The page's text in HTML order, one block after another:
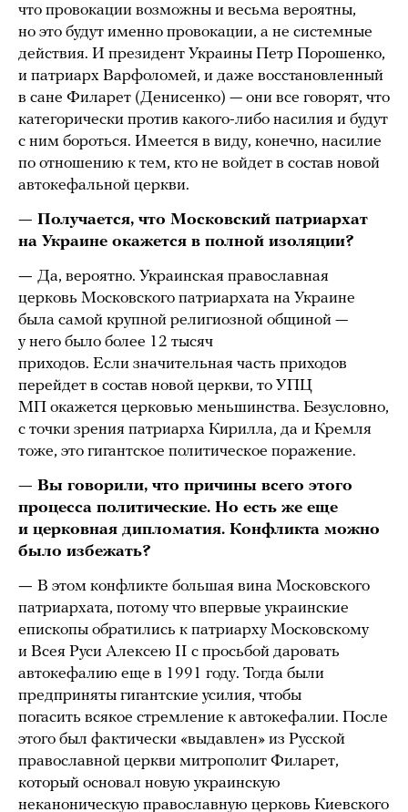
что провокации возможны и весьма вероятны,
но это будут именно провокации, а не системные
действия. И президент Украины Петр Порошенко,
и патриарх Варфоломей, и даже восстановленный
в сане Филарет (Денисенко) — они все говорят, что
категорически против какого-либо насилия и будут
с ним бороться. Имеется в виду, конечно, насилие
по отношению к тем, кто не войдет в состав новой
автокефальной церкви.
— Получается, что Московский патриархат
на Украине окажется в полной изоляции?
— Да, вероятно. Украинская православная
церковь Московского патриархата на Украине
была самой крупной религиозной общиной —
у него было более 12 тысяч
приходов. Если значительная часть приходов
перейдет в состав новой церкви, то УПЦ
МП окажется церковью меньшинства. Безусловно,
с точки зрения патриарха Кирилла, да и Кремля
тоже, это гигантское политическое поражение.
— Вы говорили, что причины всего этого
процесса политические. Но есть же еще
и церковная дипломатия. Конфликта можно
было избежать?
— В этом конфликте большая вина Московского
патриархата, потому что впервые украинские
епископы обратились к патриарху Московскому
и Всея Руси Алексею II с просьбой даровать
автокефалию еще в 1991 году. Тогда были
предприняты гигантские усилия, чтобы
погасить всякое стремление к автокефалии. После
этого был фактически «выдавлен» из Русской
православной церкви митрополит Филарет,
который основал новую украинскую
неканоническую православную церковь Киевского